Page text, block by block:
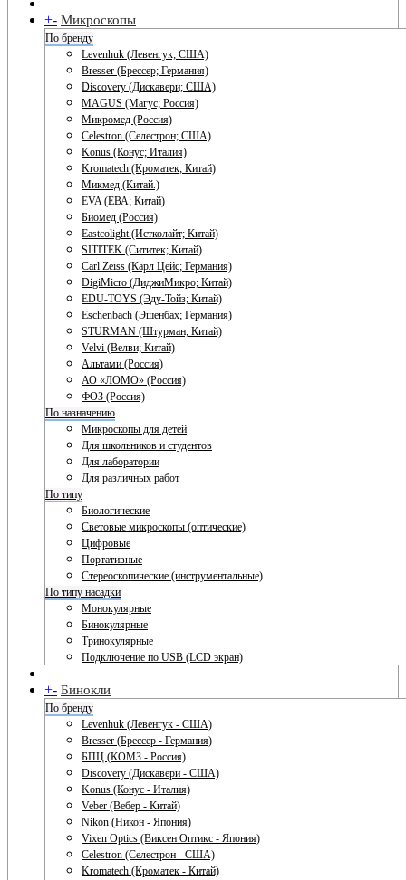
+- Микроскопы
По бренду
Levenhuk (Левенгук; США)
Bresser (Брессер; Германия)
Discovery (Дискавери; США)
MAGUS (Магус; Россия)
Микромед (Россия)
Celestron (Селестрон; США)
Konus (Конус; Италия)
Kromatech (Кроматек; Китай)
Микмед (Китай.)
EVA (ЕВА; Китай)
Биомед (Россия)
Eastcolight (Истколайт; Китай)
SITITEK (Сититек; Китай)
Carl Zeiss (Карл Цейс; Германия)
DigiMicro (ДиджиМикро; Китай)
EDU-TOYS (Эду-Тойз; Китай)
Eschenbach (Эшенбах; Германия)
STURMAN (Штурман; Китай)
Velvi (Велви; Китай)
Альтами (Россия)
АО «ЛОМО» (Россия)
ФОЗ (Россия)
По назначению
Микроскопы для детей
Для школьников и студентов
Для лаборатории
Для различных работ
По типу
Биологические
Световые микроскопы (оптические)
Цифровые
Портативные
Стереоскопические (инструментальные)
По типу насадки
Монокулярные
Бинокулярные
Тринокулярные
Подключение по USB (LCD экран)
+- Бинокли
По бренду
Levenhuk (Левенгук - США)
Bresser (Брессер - Германия)
БПЦ (КОМЗ - Россия)
Discovery (Дискавери - США)
Konus (Конус - Италия)
Veber (Вебер - Китай)
Nikon (Никон - Япония)
Vixen Optics (Виксен Оптикс - Япония)
Celestron (Селестрон - США)
Kromatech (Кроматек - Китай)